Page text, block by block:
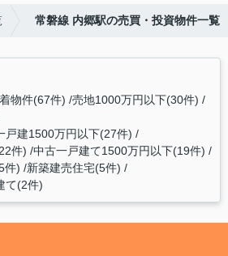
常磐線 内郷駅の売買・投資物件一覧
物件(67件) 売地1000万円以下(30件)
戸建1500万円以下(27件)
件) 中古一戸建て1500万円以下(19件)
件) 新築建売住宅(5件)
て(2件)